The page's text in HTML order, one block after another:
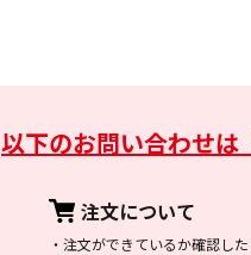
以下のお問い合わせは
注文について
・ 注文ができているか確認し